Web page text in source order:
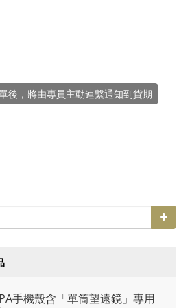
後，將由專員主動連繫通知到貨期
手機殼含「單筒望遠鏡」專用